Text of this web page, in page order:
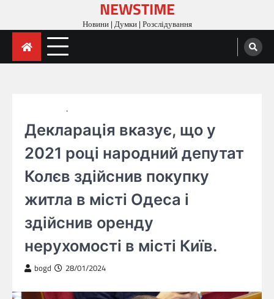
content
NEWSTIME
Новини | Думки | Розслідування
Декларація вказує, що у
2021 році народний депутат
Колєв здійснив покупку
житла в місті Одеса і
здійснив оренду
нерухомості в місті Київ.
bogd 28/01/2024